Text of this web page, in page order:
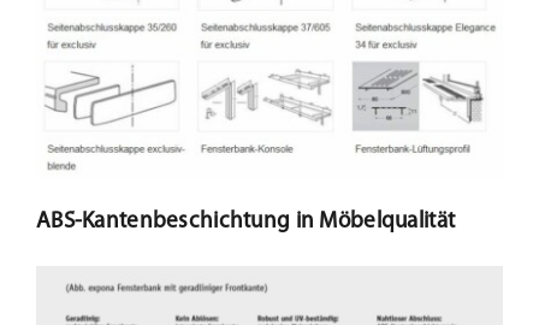
ABS-Kantenbeschichtung in Möbelqualität